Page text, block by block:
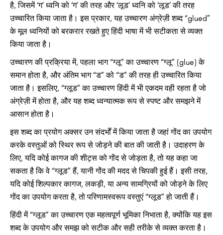
है, जिसमें ‘ग’ ध्वनि को ‘ग’ की तरह और ‘लूड’ ध्वनि को ‘लूड’ की तरह
उच्चारित किया जाता है। इस प्रकार, यह उच्चारण अंग्रेज़ी शब्द “glued”
के मूल ध्वनियों को बरकरार रखते हुए हिंदी भाषा में भी सटीकता से व्यक्त
किया जाता है।
उच्चारण की प्रक्रिया में, पहला भाग “ग्लू” का उच्चारण “ग्लू” (glue) के
समान होता है, और अंतिम भाग “ड” को “ड” की तरह ही उच्चारित किया
जाता है। इसलिए, “ग्लूड” का उच्चारण हिंदी में भी एकदम वही रहता है जो
अंग्रेज़ी में होता है, और यह शब्द ध्वन्यात्मक रूप से स्पष्ट और समझने में
आसान होता है।
इस शब्द का प्रयोग अक्सर उन संदर्भों में किया जाता है जहां गोंद का उपयोग
करके वस्तुओं को स्थिर रूप से जोड़ने की बात की जाती है। उदाहरण के
लिए, यदि कोई कागज की शीट्स को गोंद से जोड़ता है, तो यह कहा जा
सकता है कि वे “ग्लूड” हैं, यानी गोंद की मदद से चिपकी हुई हैं। इसी तरह,
यदि कोई शिल्पकार कागज, लकड़ी, या अन्य सामग्रियों को जोड़ने के लिए
गोंद का उपयोग करता है, तो परिणामस्वरूप वस्तुएं “ग्लूड” हो जाती हैं।
हिंदी में “ग्लूड” का उच्चारण एक महत्वपूर्ण भूमिका निभाता है, क्योंकि यह इस
शब्द के उपयोग और समझ को सटीक और सही तरीके से व्यक्त करता है।